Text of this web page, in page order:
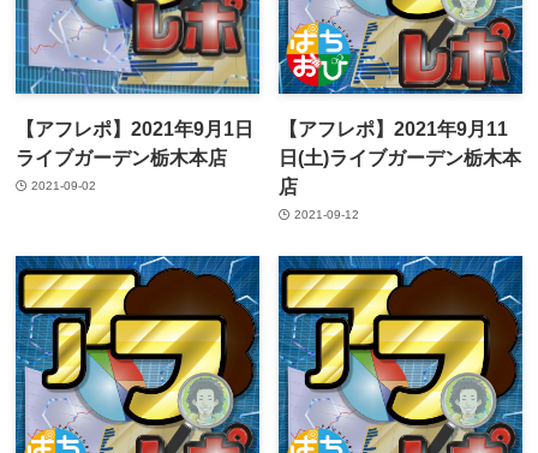
【アフレポ】2021年9月1日
ライブガーデン栃木本店
2021-09-02
【アフレポ】2021年9月11
日(土)ライブガーデン栃木本
店
2021-09-12